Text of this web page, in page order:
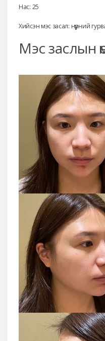
Нас: 25
Хийсэн мэс засал: нүүрний
Мэс заслын